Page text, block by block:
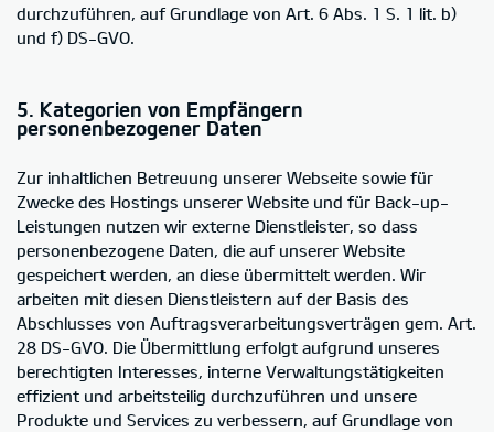
durchzuführen, auf Grundlage von Art. 6 Abs. 1 S. 1 lit. b)
und f) DS-GVO.
5. Kategorien von Empfängern
personenbezogener Daten
Zur inhaltlichen Betreuung unserer Webseite sowie für
Zwecke des Hostings unserer Website und für Back-up-
Leistungen nutzen wir externe Dienstleister, so dass
personenbezogene Daten, die auf unserer Website
gespeichert werden, an diese übermittelt werden. Wir
arbeiten mit diesen Dienstleistern auf der Basis des
Abschlusses von Auftragsverarbeitungsverträgen gem. Art.
28 DS-GVO. Die Übermittlung erfolgt aufgrund unseres
berechtigten Interesses, interne Verwaltungstätigkeiten
effizient und arbeitsteilig durchzuführen und unsere
Produkte und Services zu verbessern, auf Grundlage von